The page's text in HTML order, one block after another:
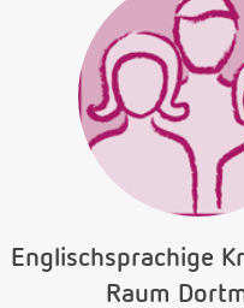
Englischsprachige
Raum